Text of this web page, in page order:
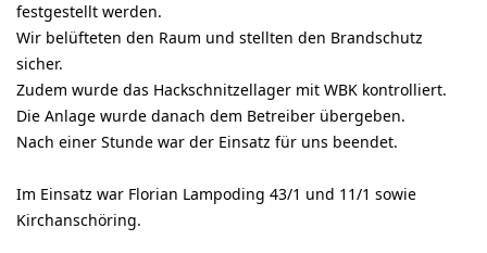
festgestellt werden.
Wir belüfteten den Raum und stellten den Brandschutz
sicher.
Zudem wurde das Hackschnitzellager mit WBK kontrolliert.
Die Anlage wurde danach dem Betreiber übergeben.
Nach einer Stunde war der Einsatz für uns beendet.
Im Einsatz war Florian Lampoding 43/1 und 11/1 sowie
Kirchanschöring.